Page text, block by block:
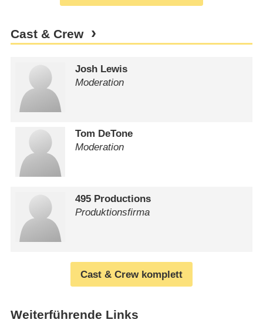
Cast & Crew
Josh Lewis
Moderation
Tom DeTone
Moderation
495 Productions
Produktionsfirma
Cast & Crew komplett
Weiterführende Links